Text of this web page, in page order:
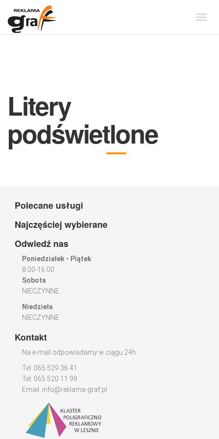
Litery
podświetlone
Polecane usługi
Najczęściej wybierane
Odwiedź nas
Poniedziałek - Piątek
8.00-16.00
Sobota
NIECZYNNE
Niedziela
NIECZYNNE
Kontakt
Na e-mail odpowiadamy w ciągu 24h.
Tel: 065 529 36 41
Tel: 065 520 11 99
Email: info@reklama-graf.pl